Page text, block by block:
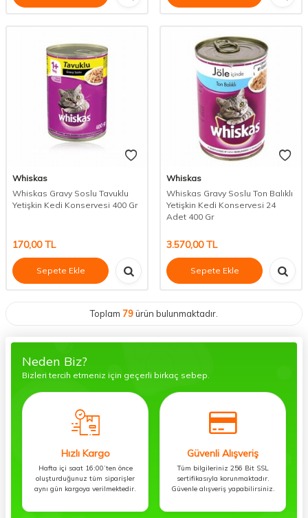
Whiskas
Whiskas Gravy Soslu Tavuklu
Yetişkin Kedi Konservesi 400 Gr
170,00TL
Sepete Ekle
Whiskas
Whiskas Gravy Soslu Ton Balıklı
Yetişkin Kedi Konservesi 24
Adet 400 Gr
3.570,00TL
Sepete Ekle
Toplam 79ürün bulunmaktadır.
Neden Biz?
Bizleri tercih etmeniz için geçerli birkaç sebep.
Hızlı Kargo
Hafta içi saat 16:00’ten önce
oluşturduğunuz tüm siparişler
aynı gün kargoya verilmektedir.
Güvenli Alışveriş
Tüm bilgileriniz 256 Bit SSL
sertifikasıyla korunmaktadır.
Güvenle alışveriş yapabilirsiniz.